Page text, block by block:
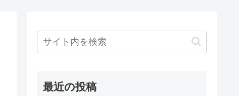
最近の投稿